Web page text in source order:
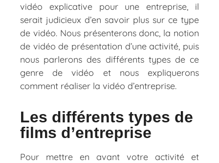
vidéo explicative pour une entreprise, il
serait judicieux d’en savoir plus sur ce type
de vidéo. Nous présenterons donc, la notion
de vidéo de présentation d’une activité, puis
nous parlerons des différents types de ce
genre de vidéo et nous expliquerons
comment réaliser la vidéo d’entreprise.
Les différents types de
films d’entreprise
Pour mettre en avant votre activité et